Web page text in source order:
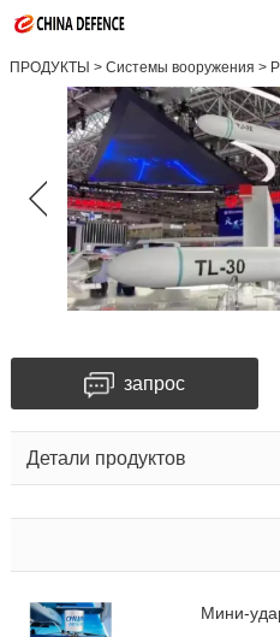
ПРОДУКТЫ > Системы вооружения >
запрос
Детали продуктов
Мини-